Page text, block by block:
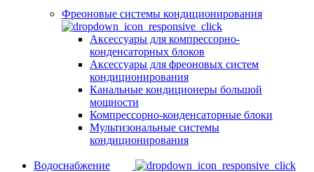
Фреоновые системы кондиционирования
Аксессуары для компрессорно-
конденсаторных блоков
Аксессуары для фреоновых систем
кондиционирования
Канальные кондиционеры большой
мощности
Компрессорно-конденсаторные блоки
Мультизональные системы
кондиционирования
Водоснабжение